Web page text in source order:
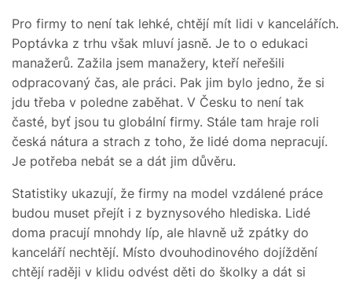
Pro firmy to není tak lehké, chtějí mít lidi v kancelářích.
Poptávka z trhu však mluví jasně. Je to o edukaci
manažerů. Zažila jsem manažery, kteří neřešili
odpracovaný čas, ale práci. Pak jim bylo jedno, že si
jdu třeba v poledne zaběhat. V Česku to není tak
časté, byť jsou tu globální firmy. Stále tam hraje roli
česká nátura a strach z toho, že lidé doma nepracují.
Je potřeba nebát se a dát jim důvěru.
Statistiky ukazují, že firmy na model vzdálené práce
budou muset přejít i z byznysového hlediska. Lidé
doma pracují mnohdy líp, ale hlavně už zpátky do
kanceláří nechtějí. Místo dvouhodinového dojíždění
chtějí raději v klidu odvést děti do školky a dát si